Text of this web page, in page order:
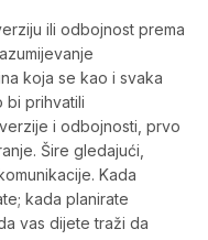
ili odbojnost prema
koja se kao i svaka
bi prihvatili
i odbojnosti, prvo
Šire gledajući,
Kada
kada planirate
vas dijete traži da